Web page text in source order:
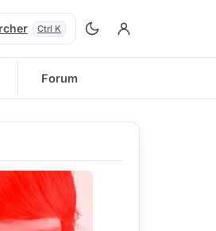
Ctrl K
Forum